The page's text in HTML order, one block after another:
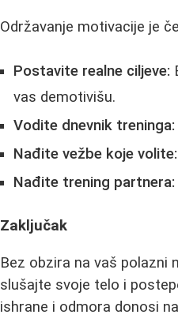
Održavanje motivacije je
Postavite realne ciljeve:
vas demotivišu.
Vodite dnevnik treninga:
Nađite vežbe koje volite:
Nađite trening partnera:
Zaključak
Bez obzira na vaš polazni
slušajte svoje telo i
ishrane i odmora donosi